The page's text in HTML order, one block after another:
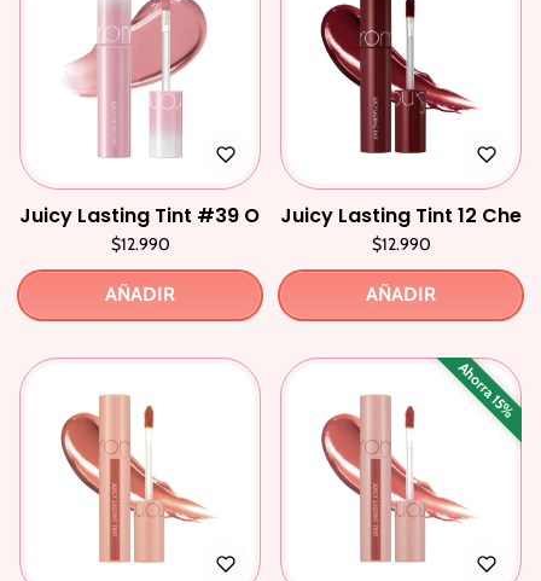
Juicy Lasting Tint #39 ODD Grape
$12.990
AÑADIR
Juicy Lasting Tint 12
$12.990
AÑADIR
Ahorra 15%